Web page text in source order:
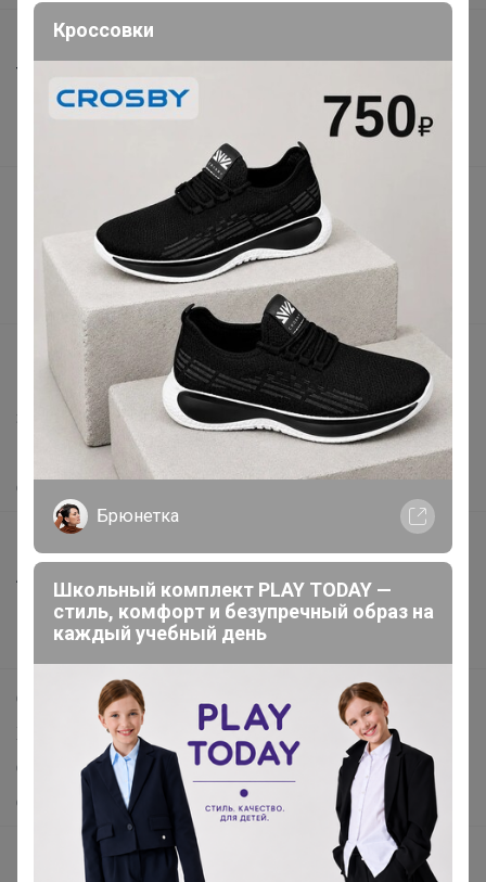
Шоурумы
Торговые марки
Наша команда
Подарочные сертификаты
Реклама на сайте
Поставщикам
Вакансии
support@24-ok.ru
Написать в поддержку
Защита покупателя
Помощь
О нас
Все предложения
Анонсы
Новости
Поддержка альпак
Самое выгодное
Хиты продаж
Самое желанное
Самое быстрое
Начать зарабатывать с 24-ok
Кроссовки
Брюнетка
Школьный комплект PLAY TODAY —
стиль, комфорт и безупречный образ на
каждый учебный день